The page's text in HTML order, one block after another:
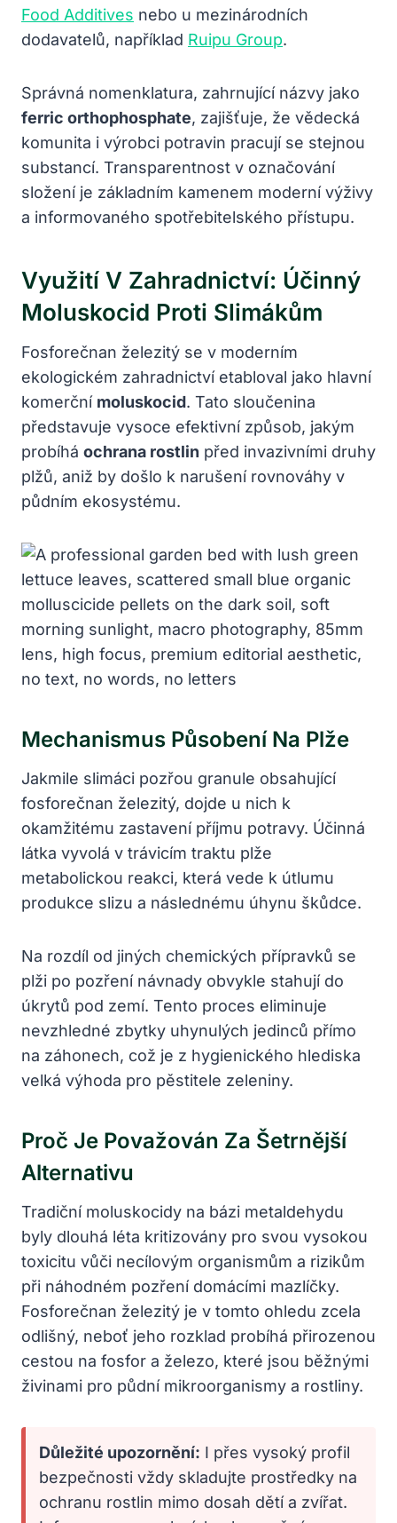
Food Additives nebo u mezinárodních
dodavatelů, například Ruipu Group.
Správná nomenklatura, zahrnující názvy jako
ferric orthophosphate, zajišťuje, že vědecká
komunita i výrobci potravin pracují se stejnou
substancí. Transparentnost v označování
složení je základním kamenem moderní výživy
a informovaného spotřebitelského přístupu.
Využití V Zahradnictví: Účinný
Moluskocid Proti Slimákům
Fosforečnan železitý se v moderním
ekologickém zahradnictví etabloval jako hlavní
komerční moluskocid. Tato sloučenina
představuje vysoce efektivní způsob, jakým
probíhá ochrana rostlin před invazivními druhy
plžů, aniž by došlo k narušení rovnováhy v
půdním ekosystému.
Mechanismus Působení Na Plže
Jakmile slimáci pozřou granule obsahující
fosforečnan železitý, dojde u nich k
okamžitému zastavení příjmu potravy. Účinná
látka vyvolá v trávicím traktu plže
metabolickou reakci, která vede k útlumu
produkce slizu a následnému úhynu škůdce.
Na rozdíl od jiných chemických přípravků se
plži po pozření návnady obvykle stahují do
úkrytů pod zemí. Tento proces eliminuje
nevzhledné zbytky uhynulých jedinců přímo
na záhonech, což je z hygienického hlediska
velká výhoda pro pěstitele zeleniny.
Proč Je Považován Za Šetrnější
Alternativu
Tradiční moluskocidy na bázi metaldehydu
byly dlouhá léta kritizovány pro svou vysokou
toxicitu vůči necílovým organismům a rizikům
při náhodném pozření domácími mazlíčky.
Fosforečnan železitý je v tomto ohledu zcela
odlišný, neboť jeho rozklad probíhá přirozenou
cestou na fosfor a železo, které jsou běžnými
živinami pro půdní mikroorganismy a rostliny.
Důležité upozornění: I přes vysoký profil
bezpečnosti vždy skladujte prostředky na
ochranu rostlin mimo dosah dětí a zvířat.